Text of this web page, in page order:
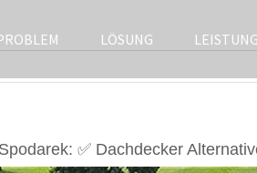
LÖSUNG
✅ Dachdecker